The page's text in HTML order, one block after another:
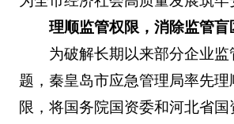
理顺监管权限，消除监管盲
为破解长期以来部分企业
题，秦皇岛市应急管理局率先理
限，将国务院国资委和河北省